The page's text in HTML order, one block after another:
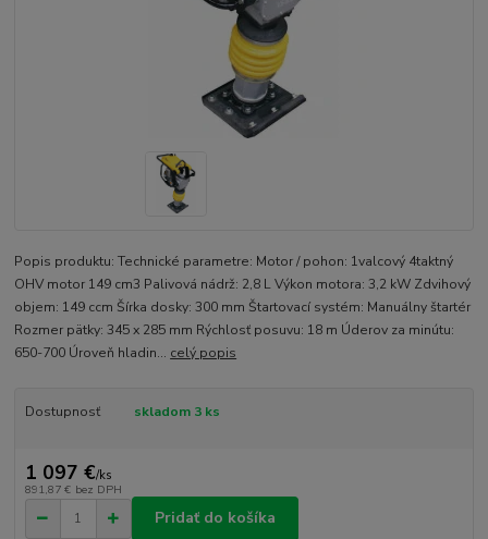
Popis produktu: Technické parametre: Motor / pohon: 1valcový 4taktný
OHV motor 149 cm3 Palivová nádrž: 2,8 L Výkon motora: 3,2 kW Zdvihový
objem: 149 ccm Šírka dosky: 300 mm Štartovací systém: Manuálny štartér
Rozmer pätky: 345 x 285 mm Rýchlosť posuvu: 18 m Úderov za minútu:
650-700 Úroveň hladin... celý popis
Dostupnosť skladom 3 ks
1 097 €/ks
891,87 € bez DPH
Pridať do košíka